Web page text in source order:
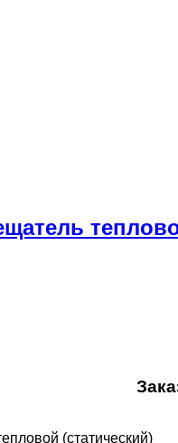
(статический)